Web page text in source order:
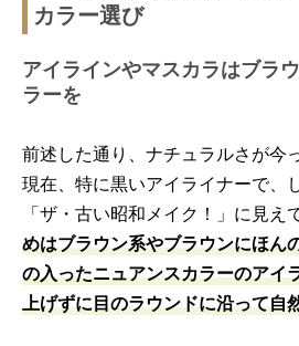
カラー選び
アイラインやマスカラはブラ
ラーを
前述した通り、ナチュラルさが今
現在、特に黒いアイライナーで、
「ザ・古い昭和メイク！」に見え
めはブラウン系やブラウンにほん
の入ったニュアンスカラーのアイ
上げずに目のラウンドに沿って自